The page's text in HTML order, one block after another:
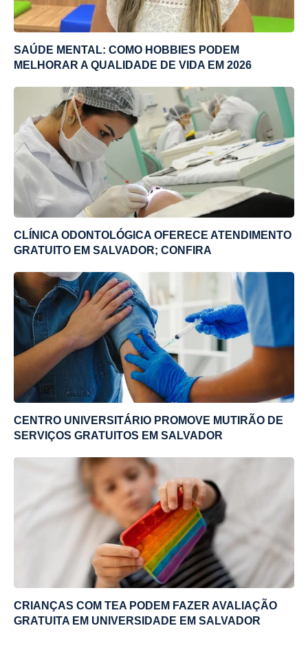
SAÚDE MENTAL: COMO HOBBIES PODEM
MELHORAR A QUALIDADE DE VIDA EM 2026
CLÍNICA ODONTOLÓGICA OFERECE ATENDIMENTO
GRATUITO EM SALVADOR; CONFIRA
CENTRO UNIVERSITÁRIO PROMOVE MUTIRÃO DE
SERVIÇOS GRATUITOS EM SALVADOR
CRIANÇAS COM TEA PODEM FAZER AVALIAÇÃO
GRATUITA EM UNIVERSIDADE EM SALVADOR